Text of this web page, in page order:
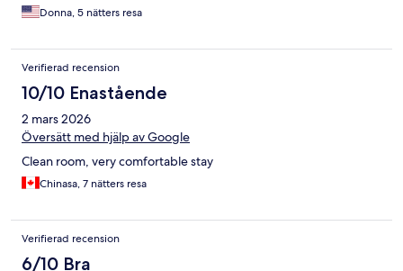
Donna, 5 nätters resa
Verifierad recension
10/10 Enastående
2 mars 2026
Översätt med hjälp av Google
Clean room, very comfortable stay
Chinasa, 7 nätters resa
Verifierad recension
6/10 Bra